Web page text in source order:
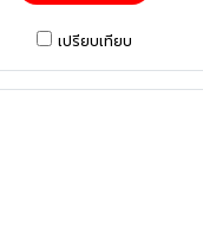
เปรียบเทียบ